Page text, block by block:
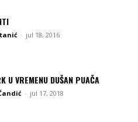
- jul 18, 2016
U VREMENU DUŠAN PUAČA
- jul 17, 2018